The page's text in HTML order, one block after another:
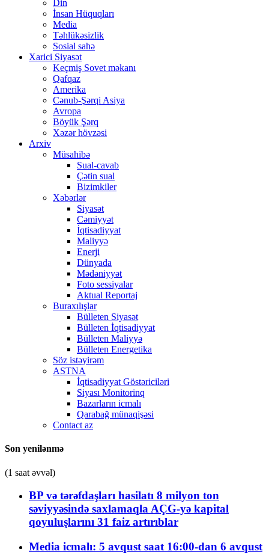
Din
İnsan Hüquqları
Media
Təhlükəsizlik
Sosial sahə
Xarici Siyasət
Keçmiş Sovet məkanı
Qafqaz
Amerika
Cənub-Şərqi Asiya
Avropa
Böyük Şərq
Xəzər hövzəsi
Arxiv
Müsahibə
Sual-cavab
Çətin sual
Bizimkiler
Xəbərlər
Siyasət
Cəmiyyət
İqtisadiyyat
Maliyyə
Enerji
Dünyada
Mədəniyyət
Foto sessiyalar
Aktual Reportaj
Buraxılışlar
Bülleten Siyasət
Bülleten İqtisadiyyat
Bülleten Maliyyə
Bülleten Energetika
Söz istəyirəm
ASTNA
İqtisadiyyat Göstəriciləri
Siyası Monitorinq
Bazarların icmalı
Qarabağ münaqişəsi
Contact az
Son yenilənmə
(1 saat əvvəl)
BP və tərəfdaşları hasilatı 8 milyon ton
səviyyəsində saxlamaqla AÇG-yə kapital
qoyuluşlarını 31 faiz artırıblar
Media icmalı: 5 avqust saat 16:00-dan 6 avqust